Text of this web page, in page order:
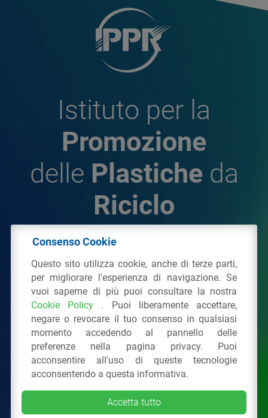
Istituto per la
Promozione
delle Plastiche da
Riciclo
Plastiche da Riciclo
C.F. 97381090154
Via San Vittore 36 20123Milano (MI)
Tel.: 02 43928225.
Tutti i diritti riservati Privacy Policy &Cookie
Consenso Cookie
Questo sito utilizza cookie, anche di terze parti,
per migliorare l'esperienza di navigazione. Se
vuoi saperne di più puoi consultare la nostra
Cookie Policy . Puoi liberamente accettare,
negare o revocare il tuo consenso in qualsiasi
momento accedendo al pannello delle
preferenze nella pagina privacy. Puoi
acconsentire all'uso di queste tecnologie
acconsentendo a questa informativa.
Accetta tutto